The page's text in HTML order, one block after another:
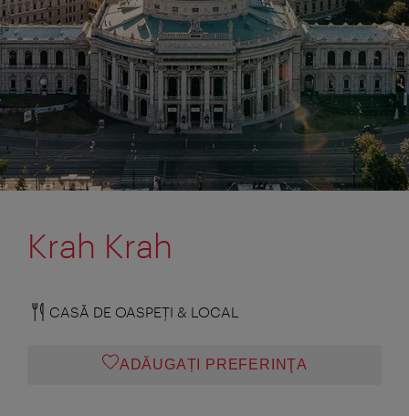
Krah Krah
CASĂ DE OASPEŢI & LOCAL
ADĂUGAȚI PREFERINŢA